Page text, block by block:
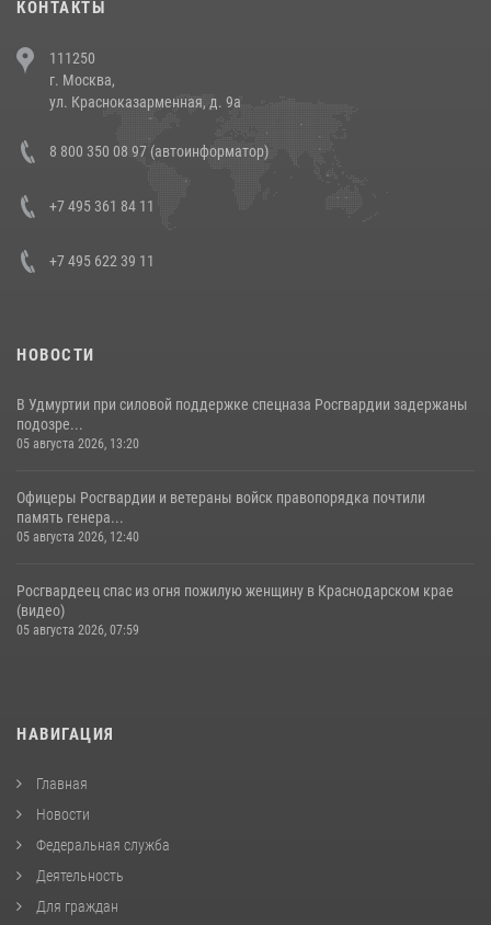
напавших на бригаду скорой помощи (видео)
14 июля 2026, 12:20
В Росгвардии прошла военно-научная конференция по обобщению
боевого опыта
КОНТАКТЫ
111250
г. Москва,
ул. Красноказарменная, д. 9а
8 800 350 08 97 (автоинформатор)
+7 495 361 84 11
+7 495 622 39 11
НОВОСТИ
В Удмуртии при силовой поддержке спецназа Росгвардии задержаны
подозре...
05 августа 2026, 13:20
Офицеры Росгвардии и ветераны войск правопорядка почтили
память генера...
05 августа 2026, 12:40
Росгвардеец спас из огня пожилую женщину в Краснодарском крае
(видео)
05 августа 2026, 07:59
НАВИГАЦИЯ
Главная
Новости
Федеральная служба
Деятельность
Для граждан